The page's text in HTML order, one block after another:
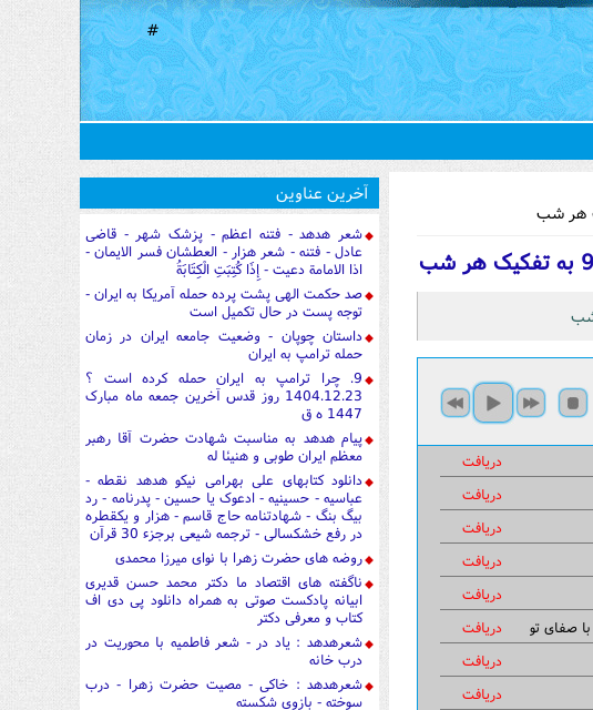
#
دریافت
دریافت
دریافت
دریافت
دریافت
دریافت
دریافت
دریافت
آخرین عناوین
شعر هدهد - فتنه اعظم - پزشک شهر - قاضی
عادل - فتنه - شعر هزار - العطشان فسر الایمان -
اذا الامامة دعیت - إِذَا كُتِبَتِ الْكِتَابَةُ
صد حکمت الهی پشت پرده حمله آمریکا به ایران -
توجه پست در حال تکمیل است
داستان چوپان - وضعیت جامعه ایران در زمان
حمله ترامپ به ایران
9. چرا ترامپ به ایران حمله کرده است ؟
1404.12.23 روز قدس آخرین جمعه ماه مبارک
1447 ه ق
پیام هدهد به مناسبت شهادت حضرت آقا رهبر
معظم ایران طوبی و هنیئا له
دانلود کتابهای علی بهرامی نیکو هدهد نقطه -
عباسیه - حسینیه - ادعوک یا حسین - پدرنامه - رد
بیگ بنگ - شهادتنامه حاج قاسم - هزار و یکقطره
در رفع خشکسالی - ترجمه شیعی برجزء 30 قرآن
روضه های حضرت زهرا با نوای میرزا محمدی
ناگفته های اقتصاد ما دکتر محمد حسن قدیری
ابیانه پادکست صوتی به همراه دانلود پی دی اف
کتاب و معرفی دکتر
شعرهدهد : یاد در - شعر فاطمیه با محوریت در
درب خانه
شعرهدهد : خاکی - مصیت حضرت زهرا - درب
سوخته - بازوی شکسته